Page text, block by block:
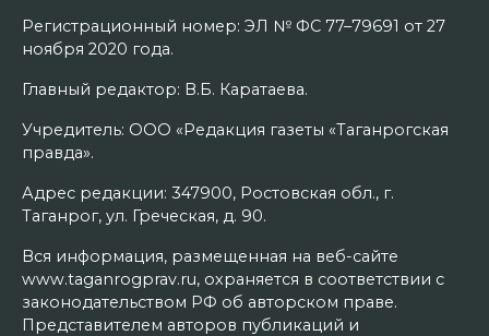
Регистрационный номер: ЭЛ № ФС 77–79691 от 27
ноября 2020 года.
Главный редактор: В.Б. Каратаева.
Учредитель: ООО «Редакция газеты «Таганрогская
правда».
Адрес редакции: 347900, Ростовская обл., г.
Таганрог, ул. Греческая, д. 90.
Вся информация, размещенная на веб-сайте
www.taganrogprav.ru, охраняется в соответствии с
законодательством РФ об авторском праве.
Представителем авторов публикаций и